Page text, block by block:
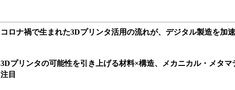
コロナ禍で生まれた3Dプリンタ活用の流れが、デジタル製造を加速
3Dプリンタの可能性を引き上げる材料×構造、メカニカル・メタマ
注目